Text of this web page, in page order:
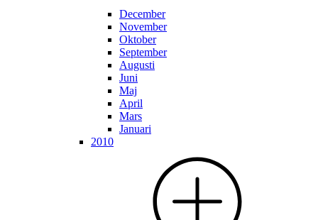
December
November
Oktober
September
Augusti
Juni
Maj
April
Mars
Januari
2010